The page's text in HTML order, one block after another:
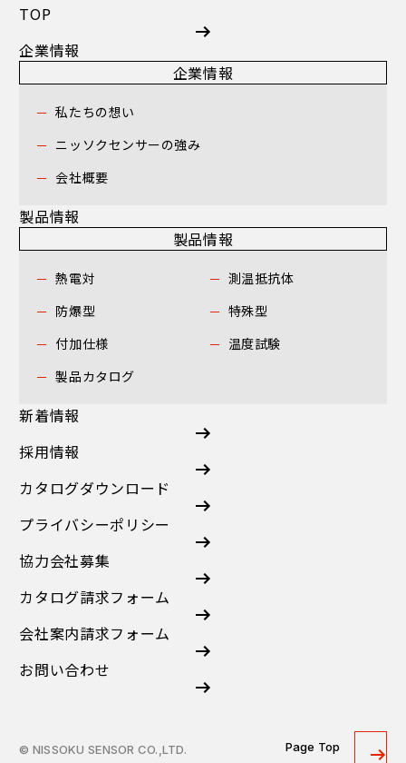
TOP
企業情報
企業情報
私たちの想い
ニッソクセンサーの強み
会社概要
製品情報
製品情報
熱電対
測温抵抗体
防爆型
特殊型
付加仕様
温度試験
製品カタログ
新着情報
採用情報
カタログダウンロード
プライバシーポリシー
協力会社募集
カタログ請求フォーム
会社案内請求フォーム
お問い合わせ
© NISSOKU SENSOR CO.,LTD. Page Top